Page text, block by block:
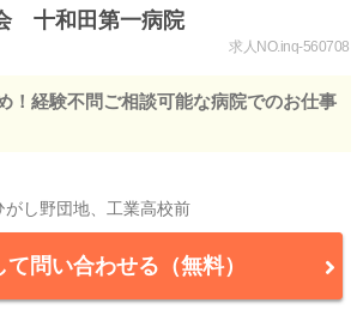
十和田第一病院
求人NO.inq-560708
！経験不問ご相談可能な病院でのお仕事
し野団地、工業高校前
て問い合わせる（無料）